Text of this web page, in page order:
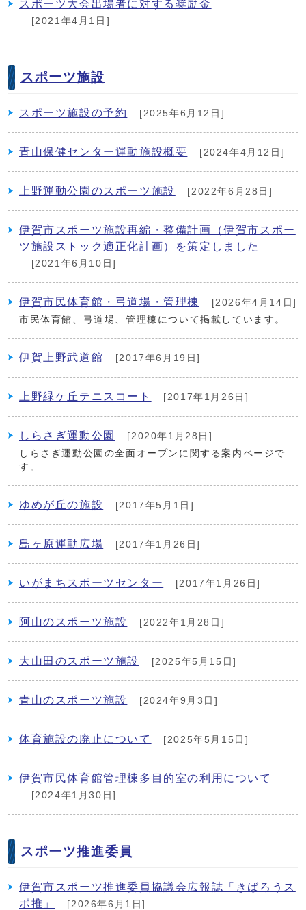
スポーツ大会出場者に対する奨励金
[2021年4月1日]
スポーツ施設
スポーツ施設の予約 [2025年6月12日]
青山保健センター運動施設概要 [2024年4月12日]
上野運動公園のスポーツ施設 [2022年6月28日]
伊賀市スポーツ施設再編・整備計画（伊賀市スポー
ツ施設ストック適正化計画）を策定しました
[2021年6月10日]
伊賀市民体育館・弓道場・管理棟
[2026年4月14日]
市民体育館、弓道場、管理棟について掲載しています。
伊賀上野武道館 [2017年6月19日]
上野緑ケ丘テニスコート [2017年1月26日]
しらさぎ運動公園
[2020年1月28日]
しらさぎ運動公園の全面オープンに関する案内ページで
す。
ゆめが丘の施設 [2017年5月1日]
島ヶ原運動広場 [2017年1月26日]
いがまちスポーツセンター [2017年1月26日]
阿山のスポーツ施設 [2022年1月28日]
大山田のスポーツ施設 [2025年5月15日]
青山のスポーツ施設 [2024年9月3日]
体育施設の廃止について [2025年5月15日]
伊賀市民体育館管理棟多目的室の利用について
[2024年1月30日]
スポーツ推進委員
伊賀市スポーツ推進委員協議会広報誌「きばろうス
ポ推」
[2026年6月1日]